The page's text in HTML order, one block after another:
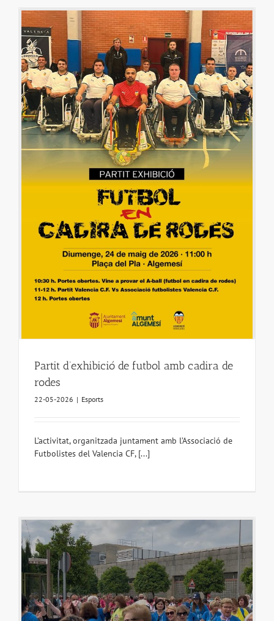
Partit d’exhibició de futbol amb cadira de
rodes
22-05-2026 | Esports
L’activitat, organitzada juntament amb l’Associació de
Futbolistes del Valencia CF, [...]